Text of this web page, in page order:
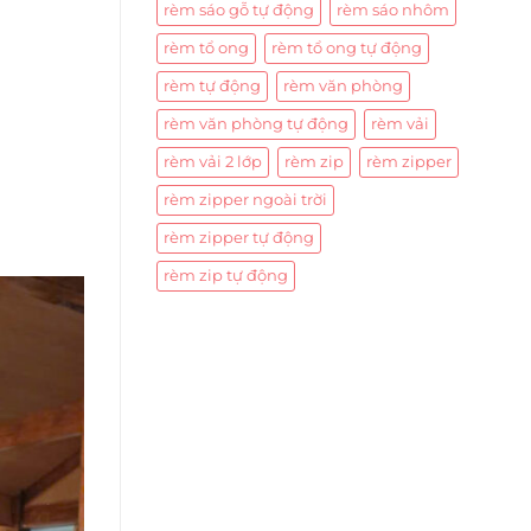
rèm sáo gỗ tự động rèm sáo nhôm
rèm tổ ong rèm tổ ong tự động
rèm tự động rèm văn phòng
rèm văn phòng tự động rèm vải
rèm vải 2 lớp rèm zip rèm zipper
rèm zipper ngoài trời
rèm zipper tự động
rèm zip tự động